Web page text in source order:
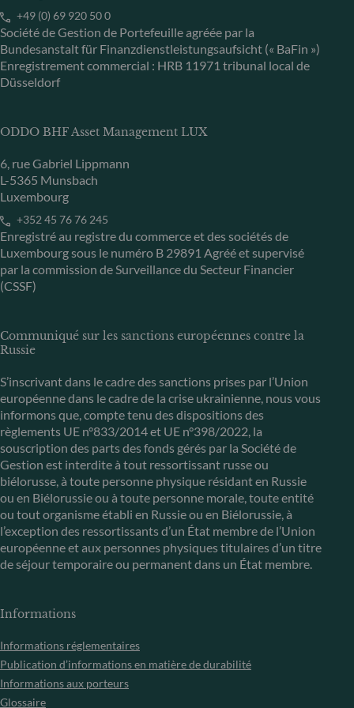
+49 (0) 69 920 50 0
Société de Gestion de Portefeuille agréée par la
Bundesanstalt für Finanzdienstleistungsaufsicht (« BaFin »)
Enregistrement commercial : HRB 11971 tribunal local de
Düsseldorf
ODDO BHF Asset Management LUX
6, rue Gabriel Lippmann
L-5365 Munsbach
Luxembourg
+352 45 76 76 245
Enregistré au registre du commerce et des sociétés de
Luxembourg sous le numéro B 29891 Agréé et supervisé
par la commission de Surveillance du Secteur Financier
(CSSF)
Communiqué sur les sanctions européennes contre la
Russie
S’inscrivant dans le cadre des sanctions prises par l’Union
européenne dans le cadre de la crise ukrainienne, nous vous
informons que, compte tenu des dispositions des
règlements UE n°833/2014 et UE n°398/2022, la
souscription des parts des fonds gérés par la Société de
Gestion est interdite à tout ressortissant russe ou
biélorusse, à toute personne physique résidant en Russie
ou en Biélorussie ou à toute personne morale, toute entité
ou tout organisme établi en Russie ou en Biélorussie, à
l’exception des ressortissants d’un État membre de l’Union
européenne et aux personnes physiques titulaires d’un titre
de séjour temporaire ou permanent dans un État membre.
Informations
Informations réglementaires
Publication d’informations en matière de durabilité
Informations aux porteurs
Glossaire